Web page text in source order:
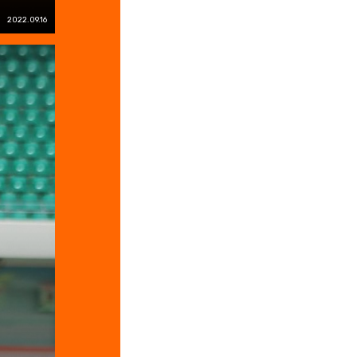
2022.09.16